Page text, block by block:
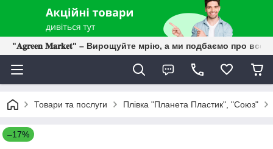
"𝐀𝐠𝐫𝐞𝐞𝐧 𝐌𝐚𝐫𝐤𝐞𝐭" – Вирощуйте мрію, а ми подбаємо про все
Товари та послуги Плівка "Планета Пластик", "Союз"
–17%